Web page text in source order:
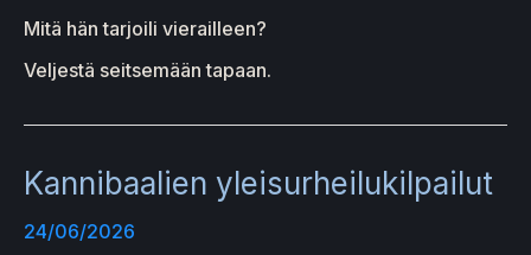
Mitä hän tarjoili vierailleen?
Veljestä seitsemään tapaan.
Kannibaalien yleisurheilukilpailut
24/06/2026